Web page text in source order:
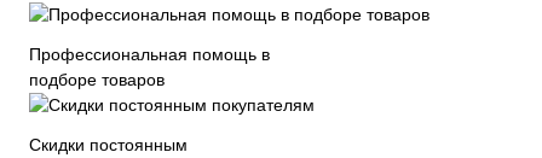
Профессиональная помощь в
подборе товаров
Скидки постоянным